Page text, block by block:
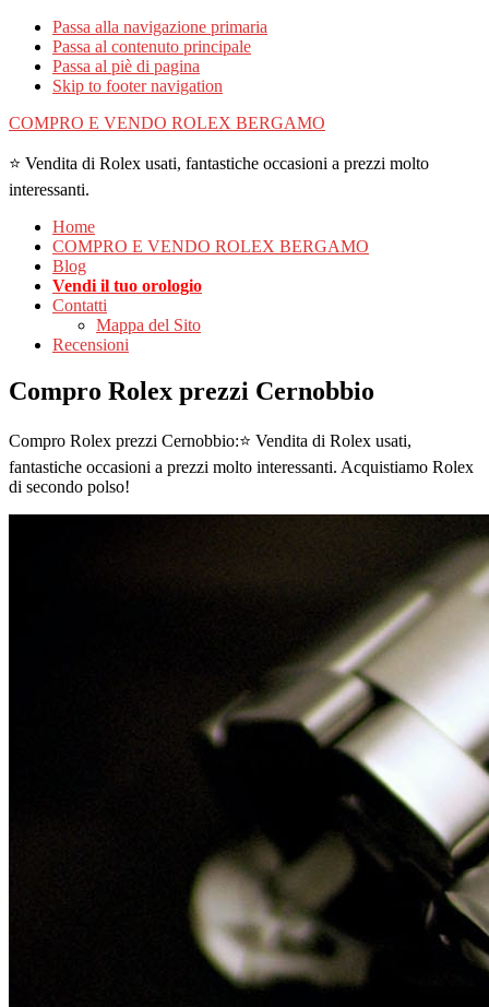
Passa alla navigazione primaria
Passa al contenuto principale
Passa al piè di pagina
Skip to footer navigation
COMPRO E VENDO ROLEX BERGAMO
⭐ Vendita di Rolex usati, fantastiche occasioni a prezzi molto
interessanti.
Home
COMPRO E VENDO ROLEX BERGAMO
Blog
Vendi il tuo orologio
Contatti
Mappa del Sito
Recensioni
Compro Rolex prezzi Cernobbio
Compro Rolex prezzi Cernobbio:⭐ Vendita di Rolex usati,
fantastiche occasioni a prezzi molto interessanti. Acquistiamo Rolex
di secondo polso!